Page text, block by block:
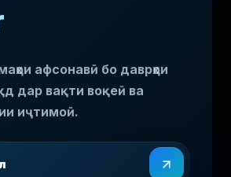
афсонавӣ бо даврҳои
дар вақти воқеӣ ва
иҷтимоӣ.